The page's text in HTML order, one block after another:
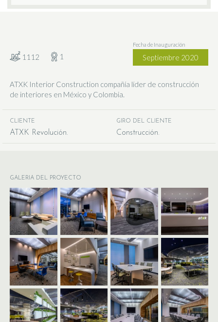
1112 1
Fecha de Inauguración
Septiembre 2020
ATXK Interior Construction compañía líder de construcción
de interiores en México y Colombia.
CLIENTE
ATXK Revolución
GIRO DEL CLIENTE
Construcción
GALERIA DEL PROYECTO